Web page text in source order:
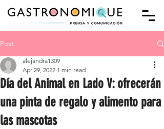
Post
Día del Animal en Lado V: ofrecerán
una pinta de regalo y alimento para
las mascotas
alejandra1309
Apr 29, 2022 1 min read